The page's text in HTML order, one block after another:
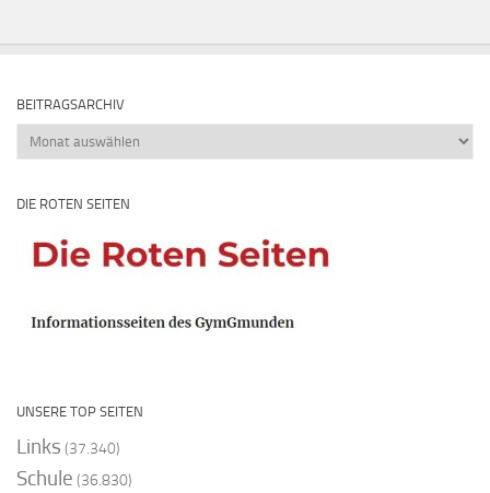
BEITRAGSARCHIV
Beitragsarchiv
DIE ROTEN SEITEN
UNSERE TOP SEITEN
Links (37.340)
Schule (36.830)